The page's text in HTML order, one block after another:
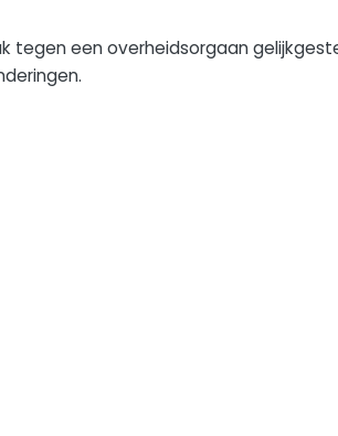
tegen een overheidsorgaan